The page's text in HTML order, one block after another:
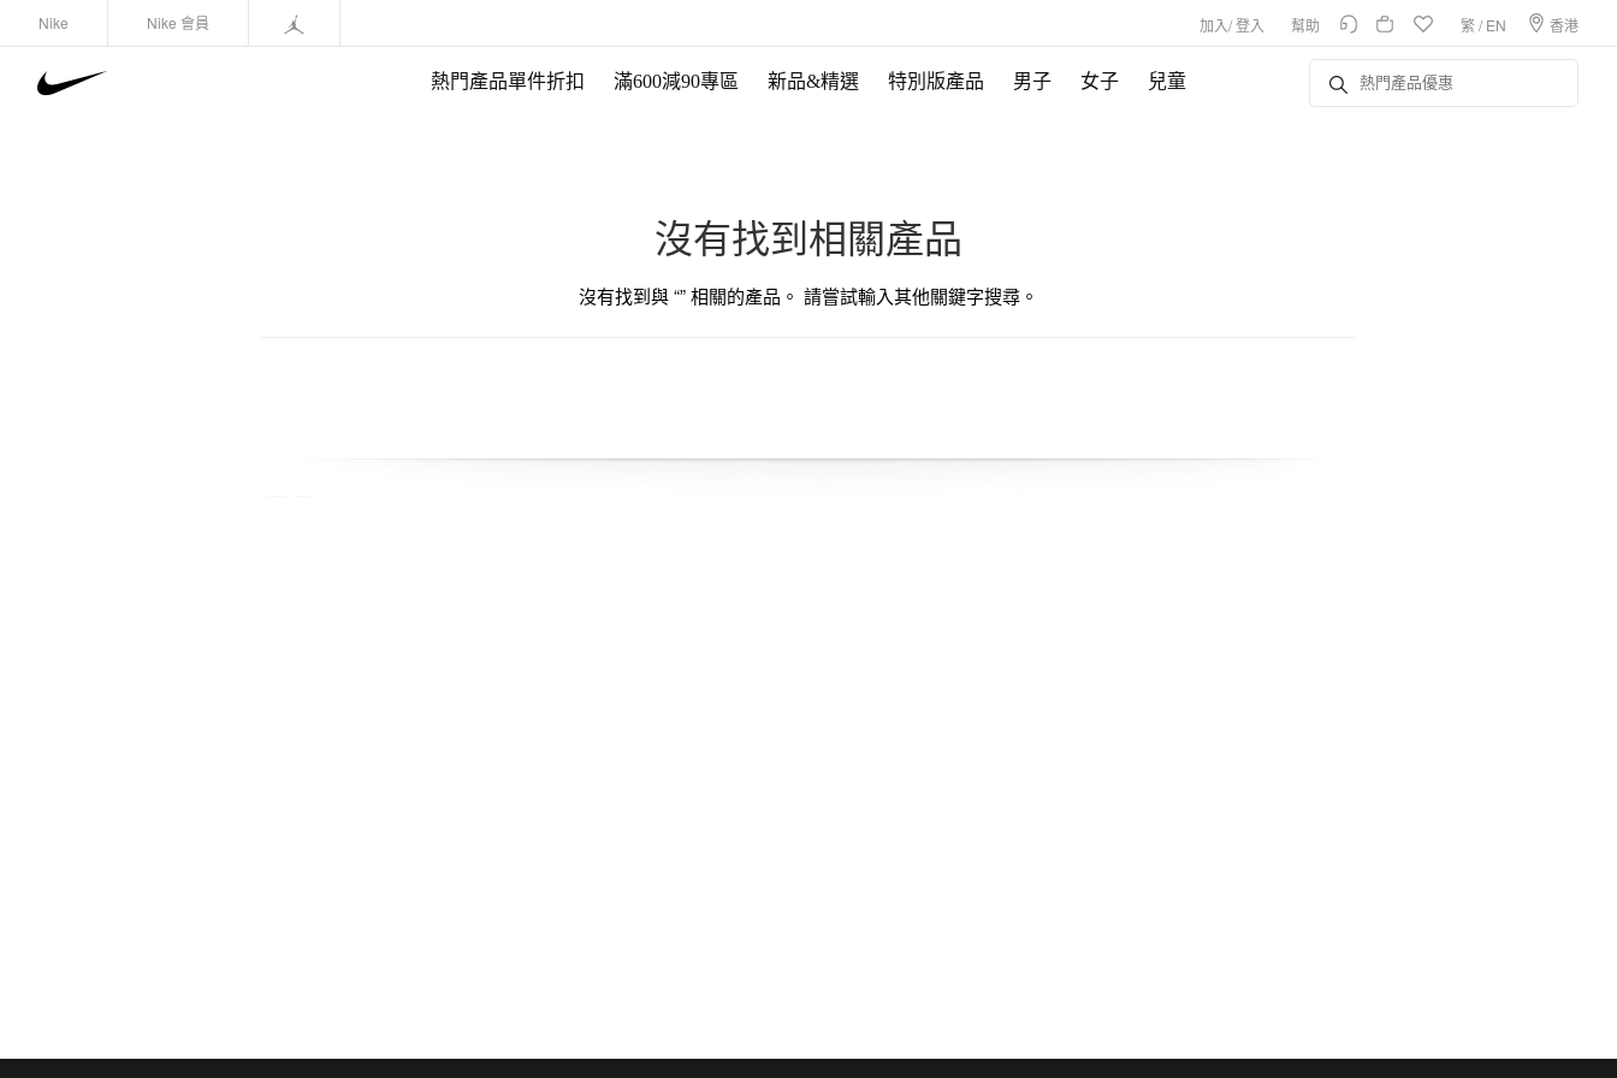
Nike Nike 會員 加入/登入 幫助 繁/ EN 香港
熱門產品單件折扣 滿600減90專區 新品&精選 特別版產品 男子 女子 兒童
沒有找到相關產品
沒有找到與 “” 相關的產品。 請嘗試輸入其他關鍵字搜尋。